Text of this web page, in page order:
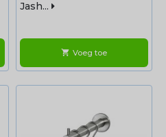
Jash...
shopping_cart Voeg toe